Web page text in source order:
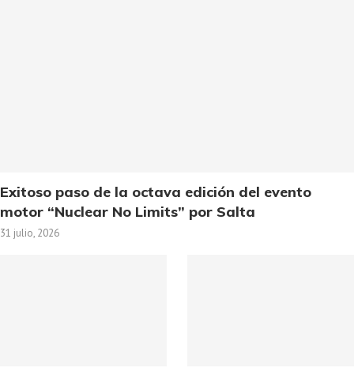
Exitoso paso de la octava edición del evento
motor “Nuclear No Limits” por Salta
31 julio, 2026